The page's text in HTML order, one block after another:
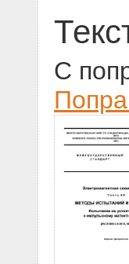
С